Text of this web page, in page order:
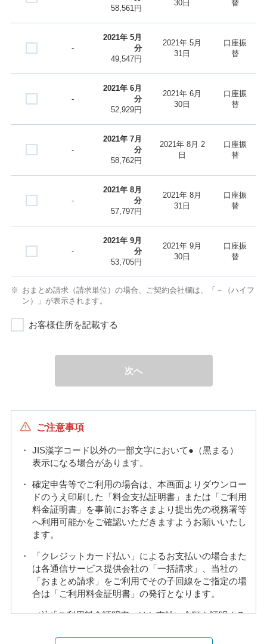
58,561円
30日
替
-
2021年 5月
分
49,547円
2021年 5月
31日
口座振
替
-
2021年 6月
分
52,929円
2021年 6月
30日
口座振
替
-
2021年 7月
分
58,762円
2021年 8月 2
日
口座振
替
-
2021年 8月
分
57,797円
2021年 8月
31日
口座振
替
-
2021年 9月
分
53,705円
2021年 9月
30日
口座振
替
おまとめ請求（請求単位）の場合、ご契約会社欄は、「－（ハイフ
ン）」が表示されます。
お客様住所を記載する
次へ
ご注意事項
JIS漢字コード以外の一部文字において●（黒まる）
表示になる場合があります。
確定申告等でご利用の場合は、本画面よりダウンロー
ドのうえ印刷した「料金支払証明書」または「ご利用
料金証明書」を事前にお客さまより提出先の税務署等
へ利用可能かをご確認いただきますようお願いいたし
ます。
「クレジットカード払い」によるお支払いの場合また
は各通信サービス提供会社の「一括請求」、当社の
「おまとめ請求」をご利用でその子回線をご指定の場
合は「ご利用料金証明書」の発行となります。
（注）「ご利用料金証明書」はお支払い金額を証明する